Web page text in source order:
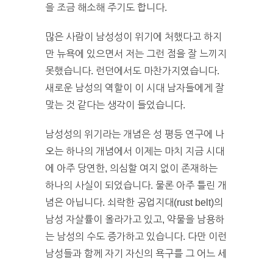
을 조금 해소해 주기도 합니다.
많은 사람이 남성성이 위기에 처했다고 하지
만 뉴욕에 있으면서 저는 그런 점을 잘 느끼지
못했습니다. 런던에서도 마찬가지였습니다.
새로운 남성의 역할이 이 시대 남자들에게 잘
맞는 것 같다는 생각이 들었습니다.
남성성의 위기라는 개념은 성 평등 연구에 나
오는 하나의 개념에서 이제는 마치 지금 시대
에 아주 당연한, 의심할 여지 없이 존재하는
하나의 사실이 되었습니다. 물론 아주 틀린 개
념은 아닙니다. 쇠락한 공업지대(rust belt)의
남성 자살률이 올라가고 있고, 약물을 남용하
는 남성의 수도 증가하고 있습니다. 다만 이런
남성들과 함께 자기 자신의 욕구를 그 어느 세